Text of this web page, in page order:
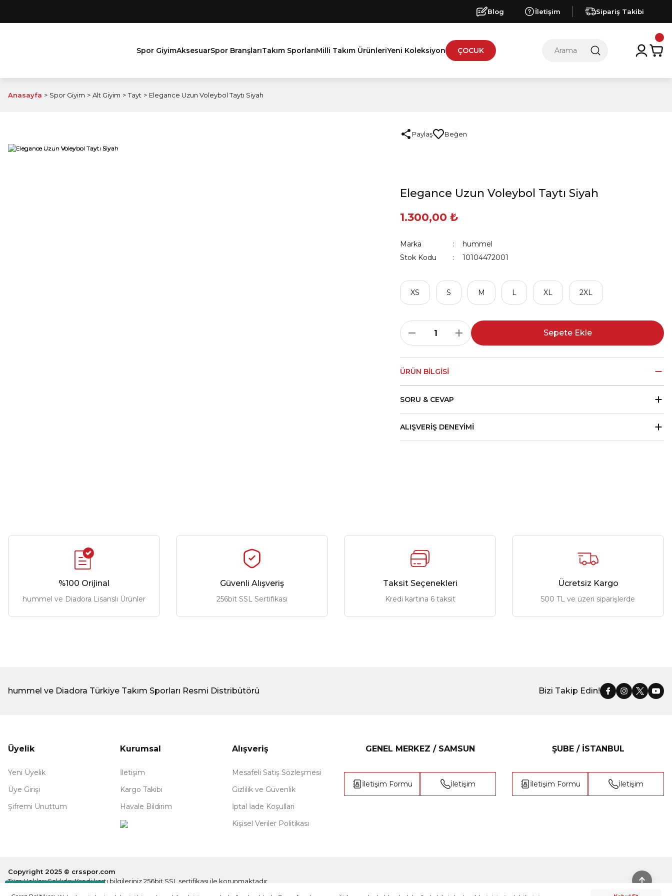
Destek Hattı
Blog İletişim Sipariş Takibi
Spor GiyimAksesuarSpor BranşlarıTakım SporlarıMilli Takım ÜrünleriYeni Koleksiyon ÇOCUK
Anasayfa Spor Giyim Alt Giyim Tayt Elegance Uzun Voleybol Taytı Siyah
Paylaş
Elegance Uzun Voleybol Taytı Siyah
1.300,00 ₺
Marka
hummel
Stok Kodu
10104472001
XS S M L XL 2XL
Sepete Ekle
ÜRÜN BILGISI
SORU & CEVAP
ALIŞVERIŞ DENEYIMI
%100 Orijinal
hummel ve Diadora Lisanslı Ürünler
Güvenli Alışveriş
256bit SSL Sertifikası
Taksit Seçenekleri
Kredi kartına 6 taksit
Ücretsiz Kargo
500 TL ve üzeri siparişlerde
hummel ve Diadora Türkiye Takım Sporları Resmi Distribütörü Bizi Takip Edin!
Üyelik
Yeni Üyelik
Üye Girişi
Şifremi Unuttum
Kurumsal
İletişim
Kargo Takibi
Havale Bildirim
Alışveriş
Mesafeli Satış Sözleşmesi
Gizlilik ve Güvenlik
İptal İade Koşullari
Kişisel Veriler Politikası
GENEL MERKEZ / SAMSUN
İletişim Formu İletişim
ŞUBE / İSTANBUL
İletişim Formu İletişim
Copyright 2025 © crsspor.com
Tüm Hakları Saklıdır. Kredi kartı bilgileriniz 256bit SSL sertifikası ile korunmaktadır.